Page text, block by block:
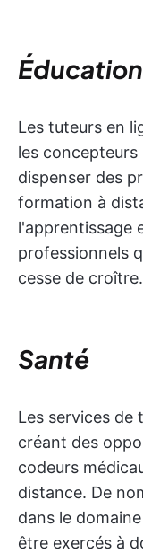
Les tuteurs en
les
dispenser des
formation à
l'apprentissage
professionnels
cesse de croître.
Santé
Les services de
créant des
codeurs
distance. De
dans le
être exercés à